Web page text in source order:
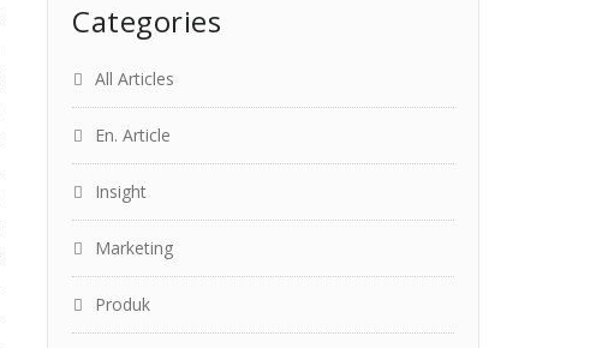
Categories
All Articles
En. Article
Insight
Marketing
Produk